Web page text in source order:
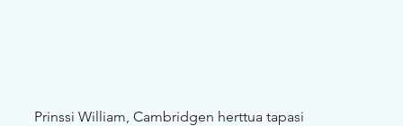
Prinssi William, Cambridgen herttua tapasi